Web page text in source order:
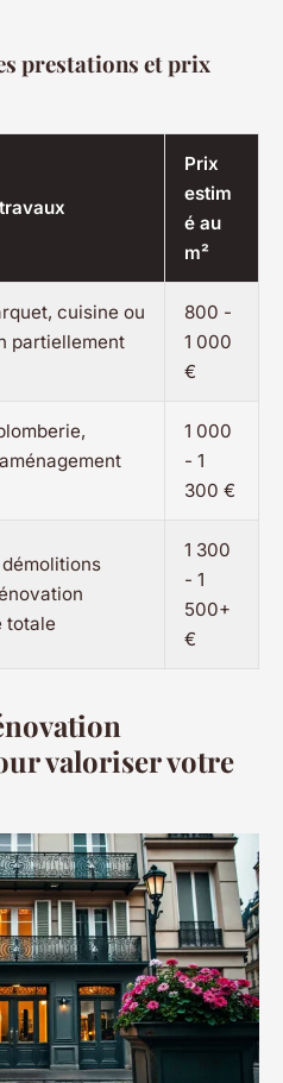
prestations et prix
Prix
estim
é au
m²
cuisine ou
partiellement
800 -
1 000
€
1 000
- 1
300 €
totale
1 300
- 1
500+
€
valoriser votre